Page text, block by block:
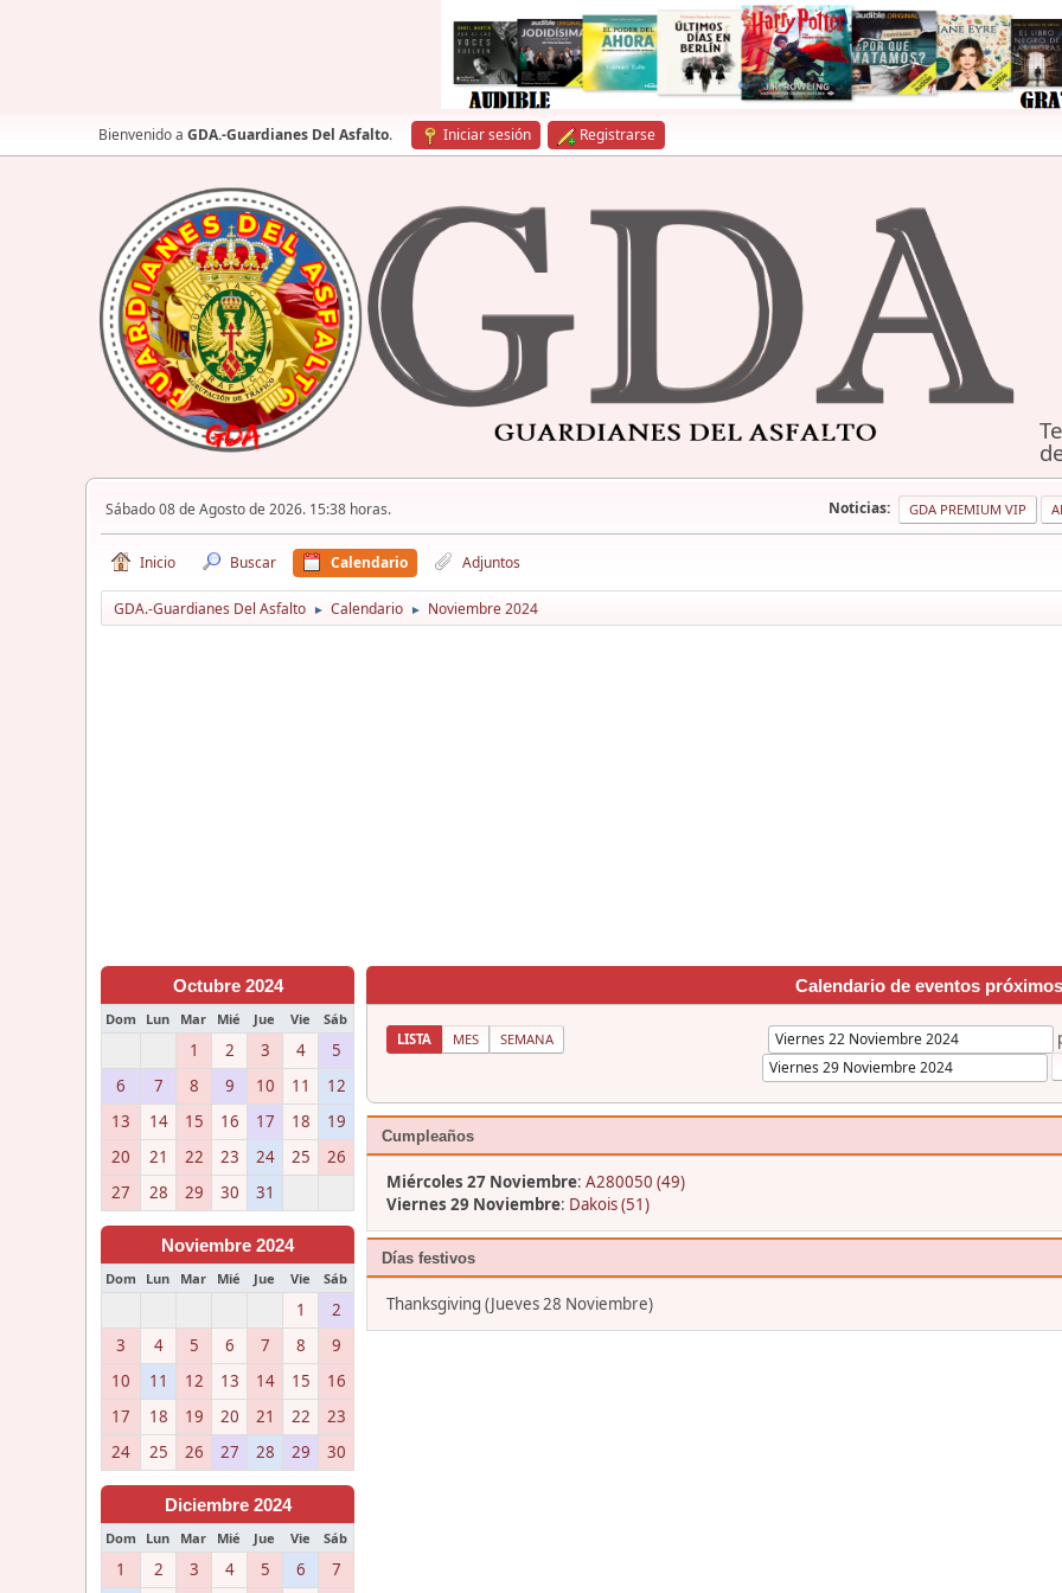
Bienvenido a GDA.-Guardianes Del Asfalto. Iniciar sesión Registrarse
Sábado 08 de Agosto de 2026. 15:38 horas. Noticias: GDA PREMIUM VIP
Inicio Buscar Calendario Adjuntos
GDA.-Guardianes Del Asfalto ► Calendario ► Noviembre 2024
Octubre 2024
Dom Lun Mar Mié Jue Vie Sáb
1 2 3 4
5
6
7 8 9 10 11
12
13
14 15 16 17 18
19
20
21 22 23 24 25
26
27
28 29 30 31
Noviembre 2024
Dom Lun Mar Mié Jue Vie Sáb
1
2
3
4 5 6 7 8
9
10
11 12 13 14 15
16
17
18 19 20 21 22
23
24
25 26 27 28 29 30
Diciembre 2024
Dom Lun Mar Mié Jue Vie Sáb
1 2 3 4 5 6 7
Calendario de eventos próximos
LISTA MES SEMANA
Cumpleaños
Miércoles 27 Noviembre: A280050 (49)
Viernes 29 Noviembre: Dakois (51)
Días festivos
Thanksgiving (Jueves 28 Noviembre)